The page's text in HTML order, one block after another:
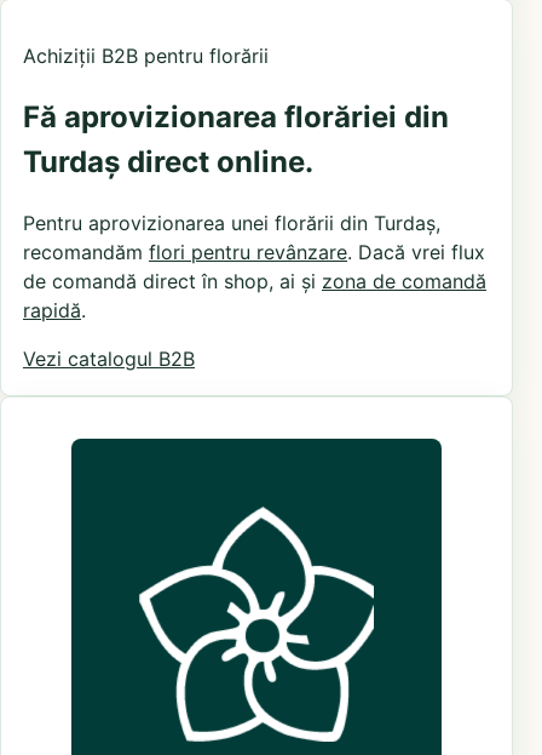
Achiziții B2B pentru florării
Fă aprovizionarea florăriei din
Turdaș direct online.
Pentru aprovizionarea unei florării din Turdaș,
recomandăm flori pentru revânzare. Dacă vrei flux
de comandă direct în shop, ai și zona de comandă
rapidă.
Vezi catalogul B2B